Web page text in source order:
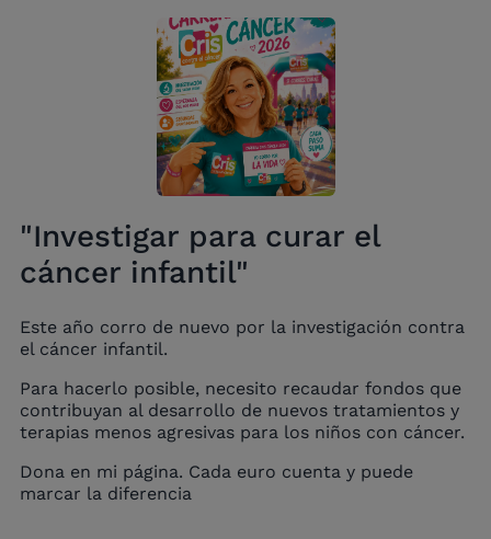
"Investigar para curar el
cáncer infantil"
Este año corro de nuevo por la investigación contra
el cáncer infantil.
Para hacerlo posible, necesito recaudar fondos que
contribuyan al desarrollo de nuevos tratamientos y
terapias menos agresivas para los niños con cáncer.
Dona en mi página. Cada euro cuenta y puede
marcar la diferencia